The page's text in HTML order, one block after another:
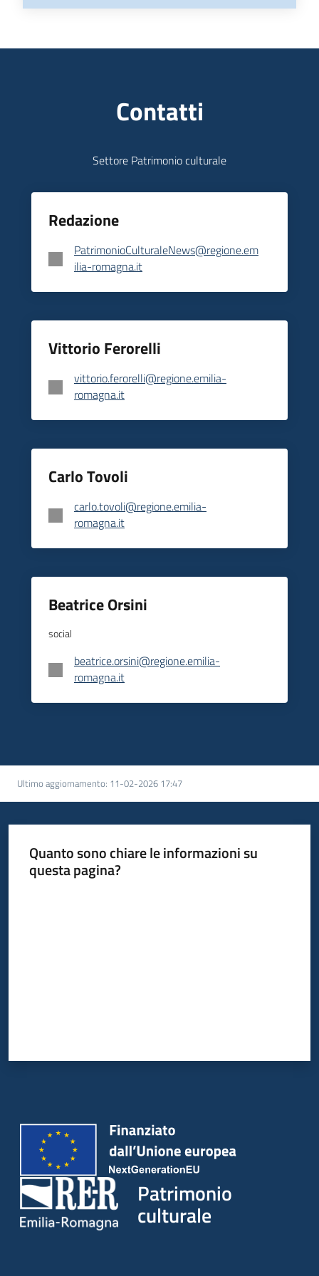
Contatti
Settore Patrimonio culturale
Redazione
PatrimonioCulturaleNews@regione.em
ilia-romagna.it
Vittorio Ferorelli
vittorio.ferorelli@regione.emilia-
romagna.it
Carlo Tovoli
carlo.tovoli@regione.emilia-
romagna.it
Beatrice Orsini
social
beatrice.orsini@regione.emilia-
romagna.it
Ultimo aggiornamento: 11-02-2026 17:47
Quanto sono chiare le informazioni su
questa pagina?
Patrimonio
culturale